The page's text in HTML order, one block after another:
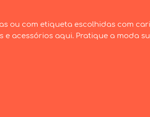
ou com etiqueta escolhidas com
e acessórios aqui. Pratique a moda